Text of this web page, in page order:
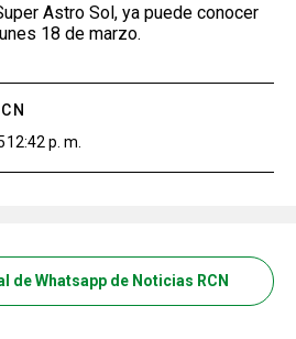
Astro Sol, ya puede conocer
18 de marzo.
12:42 p. m.
de Whatsapp de Noticias RCN